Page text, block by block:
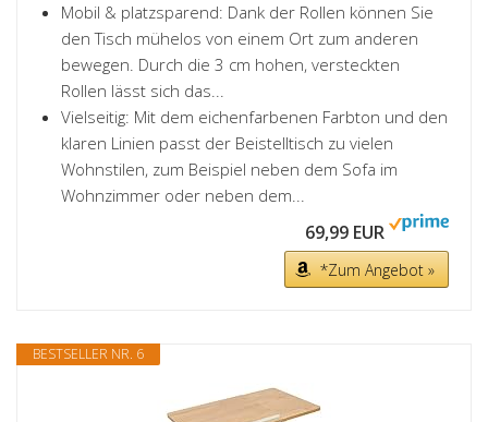
Mobil & platzsparend: Dank der Rollen können Sie
den Tisch mühelos von einem Ort zum anderen
bewegen. Durch die 3 cm hohen, versteckten
Rollen lässt sich das...
Vielseitig: Mit dem eichenfarbenen Farbton und den
klaren Linien passt der Beistelltisch zu vielen
Wohnstilen, zum Beispiel neben dem Sofa im
Wohnzimmer oder neben dem...
69,99 EUR
*Zum Angebot »
BESTSELLER NR. 6